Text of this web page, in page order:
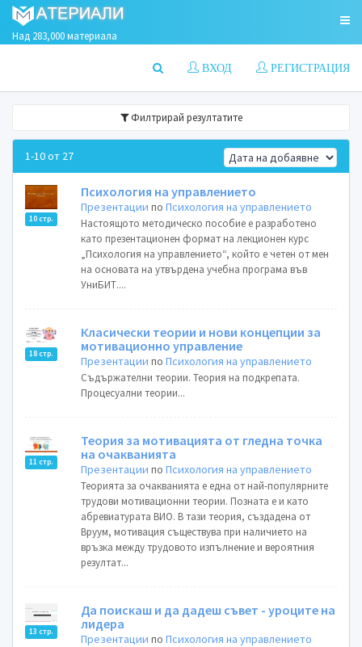
Над 283,000 материала
РЕГИСТРАЦИЯ
ВХОД
Филтрирай резултатите
1-10 от 27
10 стр.
Психология на управлението
Презентации поПсихология на управлението
Настоящото методическо пособие е разработено
като презентационен формат на лекционен курс
„Психология на управлението“, който е четен от мен
на основата на утвърдена учебна програма във
УниБИТ....
18 стр.
Класически теории и нови концепции за
мотивационно управление
Презентации поПсихология на управлението
Съдържателни теории. Теория на подкрепата.
Процесуални теории...
11 стр.
Теория за мотивацията от гледна точка
на очакванията
Презентации поПсихология на управлението
Теорията за очакванията е една от най-популярните
трудови мотивационни теории. Позната е и като
абревиатурата ВИО. В тази теория, създадена от
Вруум, мотивация съществува при наличието на
връзка между трудовото изпълнение и вероятния
резултат...
13 стр.
Да поискаш и да дадеш съвет - уроците на
лидера
Презентации поПсихология на управлението